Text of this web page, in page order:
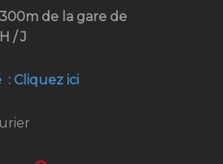
de la gare de
/ J
: Cliquez ici